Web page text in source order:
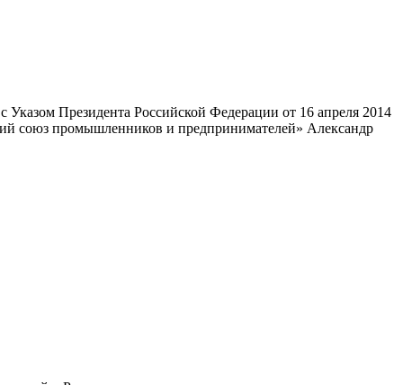
Президента Российской Федерации от 16 апреля 2014
союз промышленников и предпринимателей» Александр